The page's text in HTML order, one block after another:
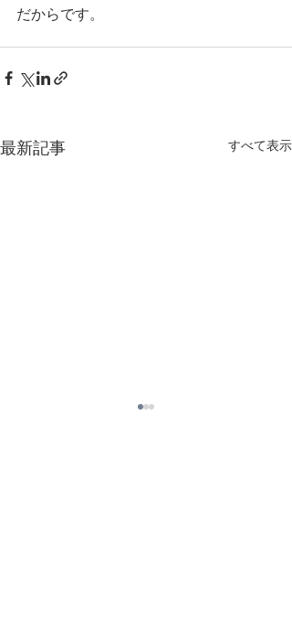
だからです。
最新記事 すべて表示